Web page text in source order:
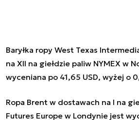
Baryłka ropy West Texas
na XII na giełdzie paliw NYMEX w
wyceniana po 41,65 USD, wyżej o
Ropa Brent w dostawach na I na
Futures Europe w Londynie jest